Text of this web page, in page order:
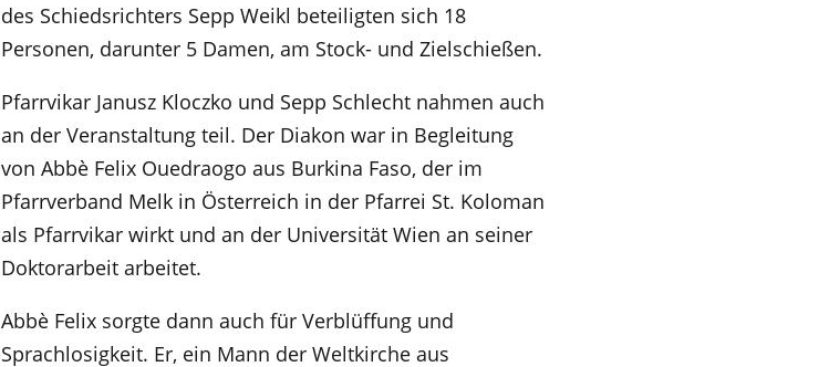
des Schiedsrichters Sepp Weikl beteiligten sich 18
Personen, darunter 5 Damen, am Stock- und Zielschießen.
Pfarrvikar Janusz Kloczko und Sepp Schlecht nahmen auch
an der Veranstaltung teil. Der Diakon war in Begleitung
von Abbè Felix Ouedraogo aus Burkina Faso, der im
Pfarrverband Melk in Österreich in der Pfarrei St. Koloman
als Pfarrvikar wirkt und an der Universität Wien an seiner
Doktorarbeit arbeitet.
Abbè Felix sorgte dann auch für Verblüffung und
Sprachlosigkeit. Er, ein Mann der Weltkirche aus